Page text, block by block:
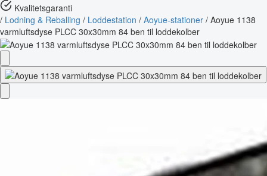
Kvalitetsgaranti
/ Lodning & Reballing / Loddestation / Aoyue-stationer / Aoyue 1138
varmluftsdyse PLCC 30x30mm 84 ben til loddekolber